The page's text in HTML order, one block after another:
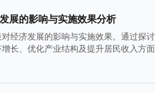
展的影响与实施效果分析
经济发展的影响与实施效果。通过探
长、优化产业结构及提升居民收入方